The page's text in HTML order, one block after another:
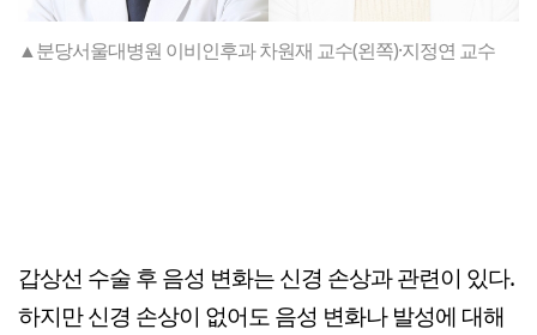
▲분당서울대병원 이비인후과 차원재 교수(왼쪽)·지정연 교수
갑상선 수술 후 음성 변화는 신경 손상과 관련이 있다.
하지만 신경 손상이 없어도 음성 변화나 발성에 대해